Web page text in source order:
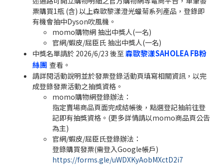
票購買1瓶 (含) 以上森歐黎漾澄光蠟菊系列產品，登錄即
有機會抽中Dyson吹風機。
momo購物網 抽出中獎人(一名)
官網/蝦皮/屈臣氏 抽出中獎人(一名)
中獎名單請於 2026/6/23 後至森歐黎漾SAHOLEA FB粉
絲團 查看。
請詳閱活動說明並於發票登錄活動頁填寫相關資訊，以完
成登錄發票活動之抽獎資格。
momo購物網登錄辦法：
指定賣場商品頁面完成結帳後，點選登記抽前往登
記即有抽獎資格。(更多詳情請以momo商品頁公告
為主)
官網/蝦皮/屈臣氏登錄辦法：
登錄購買發票(需登入Google帳戶)
https://forms.gle/uWDXKyAobMXctD2i7